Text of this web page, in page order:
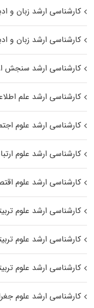
کارشناسی ارشد زبان و
کارشناسی ارشد زبان و
کارشناسی ارشد سنجش
کارشناسی ارشد علم
کارشناسی ارشد علوم
کارشناسی ارشد علوم
کارشناسی ارشد علوم
کارشناسی ارشد علوم
کارشناسی ارشد علوم
کارشناسی ارشد علوم
کارشناسی ارشد علوم